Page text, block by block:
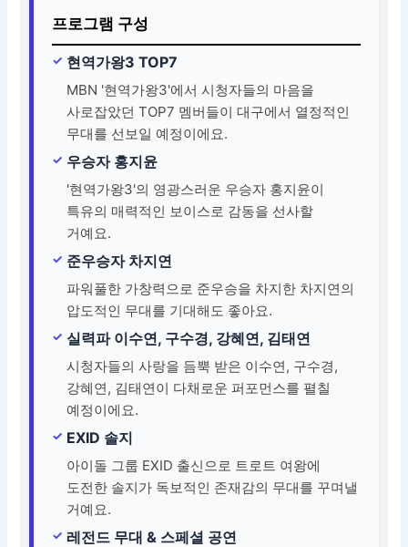
프로그램 구성
현역가왕3 TOP7
MBN '현역가왕3'에서 시청자들의 마음을
사로잡았던 TOP7 멤버들이 대구에서 열정적인
무대를 선보일 예정이에요.
우승자 홍지윤
'현역가왕3'의 영광스러운 우승자 홍지윤이
특유의 매력적인 보이스로 감동을 선사할
거예요.
준우승자 차지연
파워풀한 가창력으로 준우승을 차지한 차지연의
압도적인 무대를 기대해도 좋아요.
실력파 이수연, 구수경, 강혜연, 김태연
시청자들의 사랑을 듬뿍 받은 이수연, 구수경,
강혜연, 김태연이 다채로운 퍼포먼스를 펼칠
예정이에요.
EXID 솔지
아이돌 그룹 EXID 출신으로 트로트 여왕에
도전한 솔지가 독보적인 존재감의 무대를 꾸며낼
거예요.
레전드 무대 & 스페셜 공연